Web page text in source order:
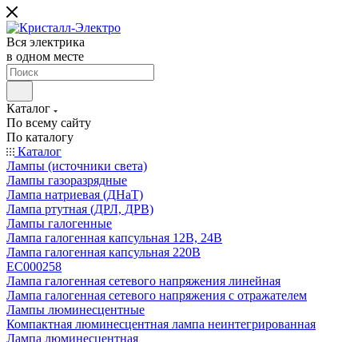
Вся электрика
в одном месте
Каталог
По всему сайту
По каталогу
Каталог
Лампы (источники света)
Лампы газоразрядные
Лампа натриевая (ДНаТ)
Лампа ртутная (ДРЛ, ДРВ)
Лампы галогенные
Лампа галогенная капсульная 12В, 24В
Лампа галогенная капсульная 220В
EC000258
Лампа галогенная сетевого напряжения линейная
Лампа галогенная сетевого напряжения с отражателем
Лампы люминесцентные
Компактная люминесцентная лампа неинтегрированная
Лампа люминесцентная